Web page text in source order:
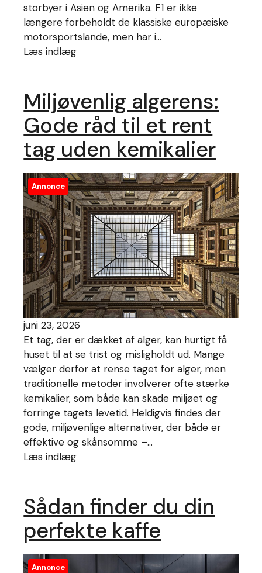
storbyer i Asien og Amerika. F1 er ikke
længere forbeholdt de klassiske europæiske
motorsportslande, men har i…
Læs indlæg
Miljøvenlig algerens:
Gode råd til et rent
tag uden kemikalier
Annonce
juni 23, 2026
Et tag, der er dækket af alger, kan hurtigt få
huset til at se trist og misligholdt ud. Mange
vælger derfor at rense taget for alger, men
traditionelle metoder involverer ofte stærke
kemikalier, som både kan skade miljøet og
forringe tagets levetid. Heldigvis findes der
gode, miljøvenlige alternativer, der både er
effektive og skånsomme –…
Læs indlæg
Sådan finder du din
perfekte kaffe
Annonce